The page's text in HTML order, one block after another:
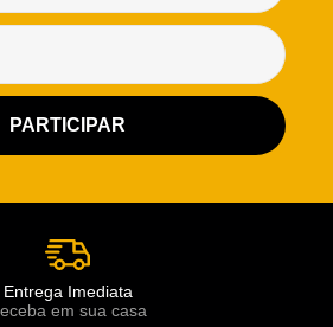
Entrega Imediata
em sua casa
Casa